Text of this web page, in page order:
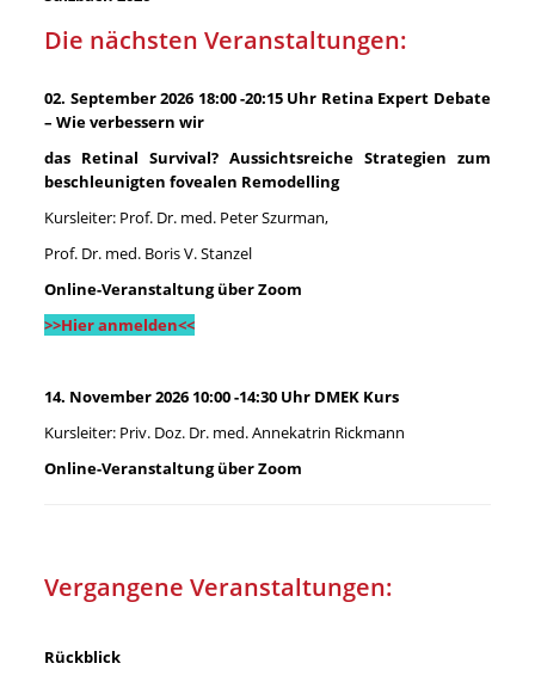
Die nächsten Veranstaltungen:
02. September 2026 18:00 -20:15 Uhr Retina Expert Debate
– Wie verbessern wir
das Retinal Survival? Aussichtsreiche Strategien zum
beschleunigten fovealen Remodelling
Kursleiter: Prof. Dr. med. Peter Szurman,
Prof. Dr. med. Boris V. Stanzel
Online-Veranstaltung über Zoom
>>Hier anmelden<<
14. November 2026 10:00 -14:30 Uhr DMEK Kurs
Kursleiter: Priv. Doz. Dr. med. Annekatrin Rickmann
Online-Veranstaltung über Zoom
Vergangene Veranstaltungen:
Rückblick